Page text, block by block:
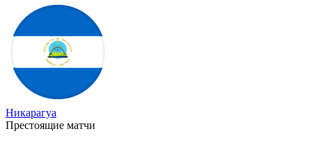
Никарагуа
Престоящие матчи